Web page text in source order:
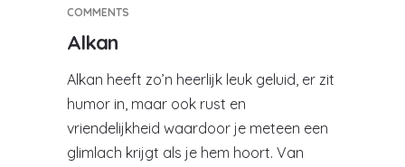
COMMENTS
Alkan
Alkan heeft zo’n heerlijk leuk geluid, er zit
humor in, maar ook rust en
vriendelijkheid waardoor je meteen een
glimlach krijgt als je hem hoort. Van